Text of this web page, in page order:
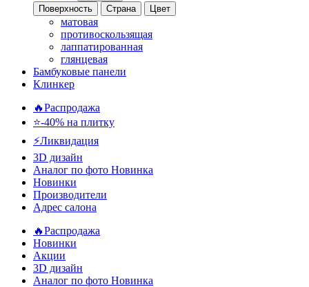
Поверхность
Страна Цвет
матовая
противоскользящая
лаппатированная
глянцевая
Бамбуковые панели
Клинкер
🔥Распродажа
⭐-40% на плитку
⚡️Ликвидация
3D дизайн
Аналог по фото Новинка
Новинки
Производители
Адрес салона
🔥Распродажа
Новинки
Акции
3D дизайн
Аналог по фото Новинка